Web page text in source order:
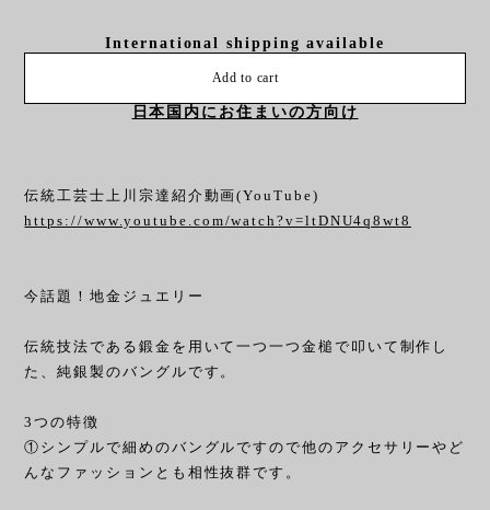
International shipping available
Add to cart
日本国内にお住まいの方向け
伝統工芸士上川宗達紹介動画(YouTube)
https://www.youtube.com/watch?v=ltDNU4q8wt8
今話題！地金ジュエリー
伝統技法である鍛金を用いて一つ一つ金槌で叩いて制作し
た、純銀製のバングルです。
3つの特徴
①シンプルで細めのバングルですので他のアクセサリーやど
んなファッションとも相性抜群です。